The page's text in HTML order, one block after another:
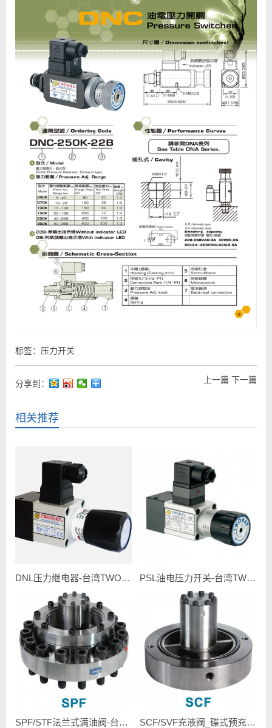
标签： 压力开关
上一篇 下一篇
分享到：
相关推荐
DNL压力继电器-台湾TWOWAY台肯 PSL油电压力开关-台湾TWOWAY台肯
SPF/STF法兰式满油阀-台湾TWOWAY台肯 SCF/SVF充液阀_碟式预充阀-台湾TWOWAY台肯